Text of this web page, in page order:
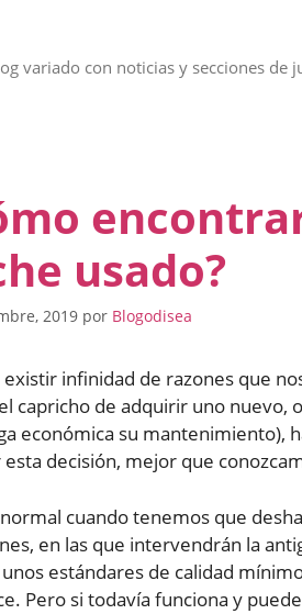
variado con noticias y secciones de
usado?
2019 por Blogodisea
existir infinidad de razones que
capricho de adquirir uno
económica su mantenimiento),
decisión, mejor que
cuando tenemos que
en las que intervendrán la
estándares de calidad
Pero si todavía funciona y